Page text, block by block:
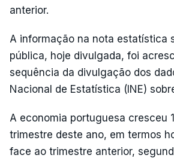
anterior.
A informação na nota estatística
pública, hoje divulgada, foi
sequência da divulgação dos
Nacional de Estatística (INE)
A economia portuguesa cresceu
trimestre deste ano, em termos
face ao trimestre anterior,